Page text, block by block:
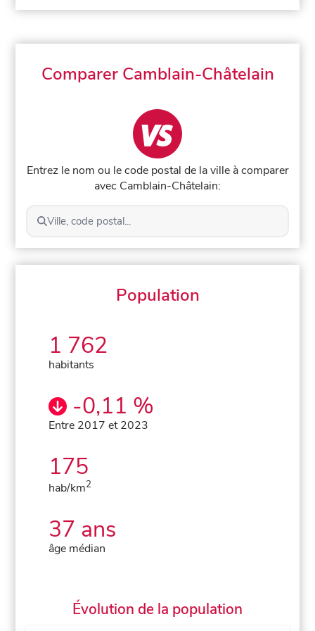
Comparer Camblain-Châtelain
Entrez le nom ou le code postal de la ville à comparer
avec Camblain-Châtelain:
Ville, code postal...
Population
1 762
habitants
-0,11 %
Entre 2017 et 2023
175
hab/km2
37 ans
âge médian
Évolution de la population